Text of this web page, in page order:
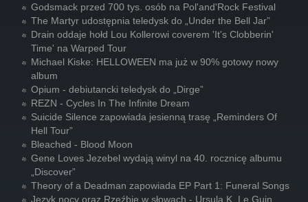
Godsmack przed 700 tys. osób na Pol'and'Rock Festival
The Martyr udostępnia teledysk do „Under the Bell Jar”
Drain oddaje hołd Lou Kollerowi coverem 'It's Clobberin'
Time' na Warped Tour
Michael Kiske: HELLOWEEN ma już w 90% gotowy nowy
album
Opium - debiutancki teledysk do „Dirge”
REZN - Cycles In The Infinite Dream
Suicide Silence zapowiada jesienną trasę „Reminders Of
Hell Tour”
Bleached - Blood Moon
Gene Loves Jezebel wydają winyl na 40. rocznicę albumu
„Discover”
Theory of a Deadman zapowiada EP Part 1: Funeral Songs
Język nocy oraz Rzeźbię w słowach - Ursula K. Le Guin